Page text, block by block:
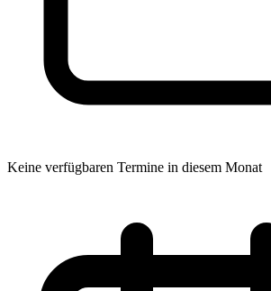
Keine verfügbaren Termine in diesem Monat